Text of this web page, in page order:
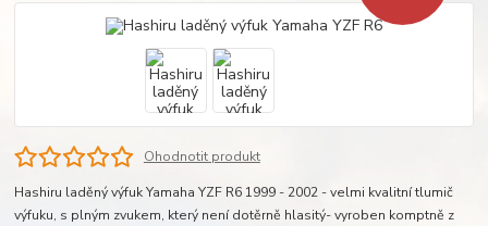
Ohodnotit produkt
Hashiru laděný výfuk Yamaha YZF R6 1999 - 2002 - velmi kvalitní tlumič
výfuku, s plným zvukem, který není dotěrně hlasitý- vyroben komptně z